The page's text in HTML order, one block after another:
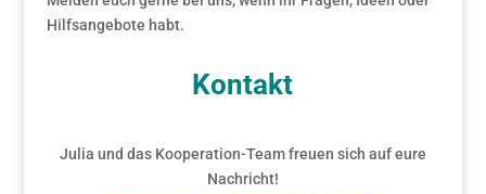
Hilfsangebote habt.
Kontakt
Julia und das Kooperation-Team freuen sich auf eure
Nachricht!